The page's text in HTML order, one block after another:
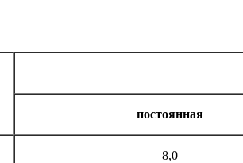
постоянная
8,0